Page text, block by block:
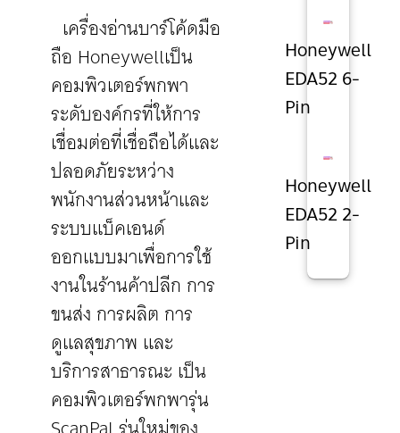
เครื่องอ่านบาร์โค้ดมือ
ถือ Honeywellเป็น
คอมพิวเตอร์พกพา
ระดับองค์กรที่ให้การ
เชื่อมต่อที่เชื่อถือได้และ
ปลอดภัยระหว่าง
พนักงานส่วนหน้าและ
ระบบแบ็คเอนด์
ออกแบบมาเพื่อการใช้
งานในร้านค้าปลีก การ
ขนส่ง การผลิต การ
ดูแลสุขภาพ และ
บริการสาธารณะ เป็น
คอมพิวเตอร์พกพารุ่น
Honeywell
EDA52 6-
Pin
Honeywell
EDA52 2-
Pin